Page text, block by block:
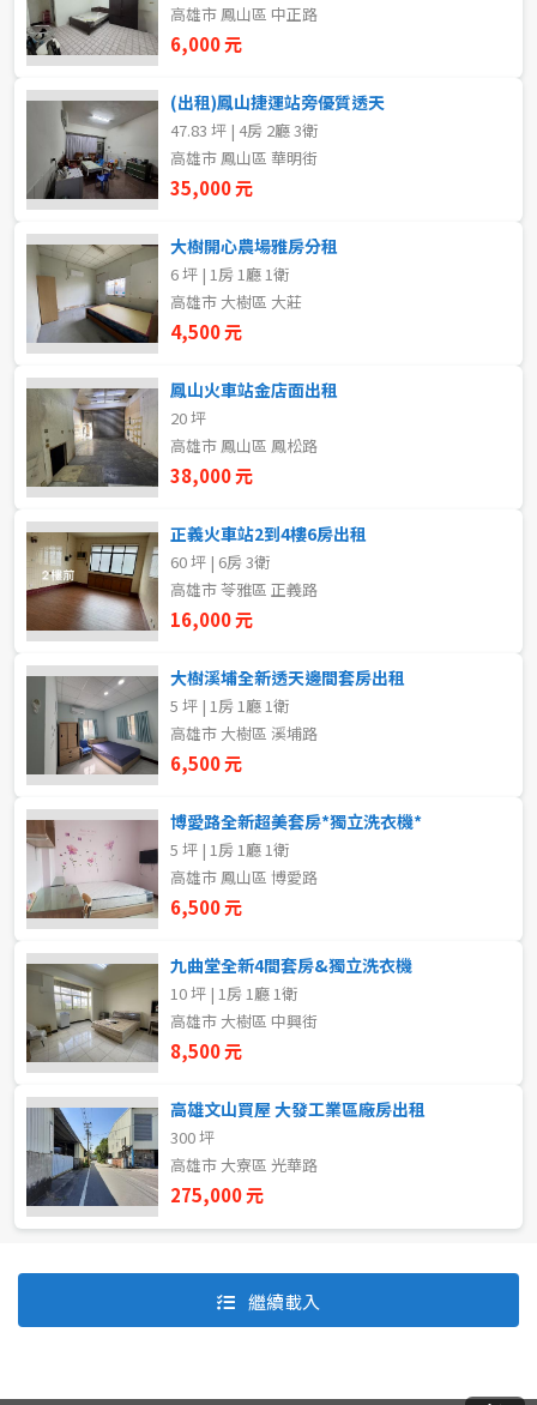
預設排序
價格從高到低
澎湖縣
屏東縣
花蓮縣
金門連江
~
不拘
1樓 2樓
3樓
21樓以上
格局
不拘
2房 3房
4房
租金(元)
自租
房東自租
高雄市 鳳山區 中正路
6,000 元
(出租)鳳山捷運站旁優質透天
47.83 坪 | 4房 2廳 3衛
高雄市 鳳山區 華明街
35,000 元
大樹開心農場雅房分租
6 坪 | 1房 1廳 1衛
高雄市 大樹區 大莊
4,500 元
鳳山火車站金店面出租
20 坪
高雄市 鳳山區 鳳松路
38,000 元
正義火車站2到4樓6房出租
60 坪 | 6房 3衛
高雄市 苓雅區 正義路
16,000 元
大樹溪埔全新透天邊間套房出租
5 坪 | 1房 1廳 1衛
高雄市 大樹區 溪埔路
6,500 元
博愛路全新超美套房*獨立洗衣機*
5 坪 | 1房 1廳 1衛
高雄市 鳳山區 博愛路
6,500 元
九曲堂全新4間套房&獨立洗衣機
10 坪 | 1房 1廳 1衛
高雄市 大樹區 中興街
8,500 元
高雄文山買屋 大發工業區廠房出租
300 坪
高雄市 大寮區 光華路
275,000 元
繼續載入